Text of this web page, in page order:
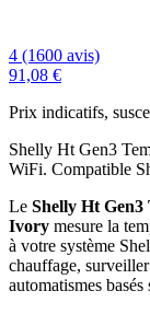
4 (1600 avis)
91,08 €
Prix indicatifs,
Shelly Ht Gen3
WiFi. Compatible
Le Shelly Ht
Ivory mesure la
à votre système
chauffage,
automatismes